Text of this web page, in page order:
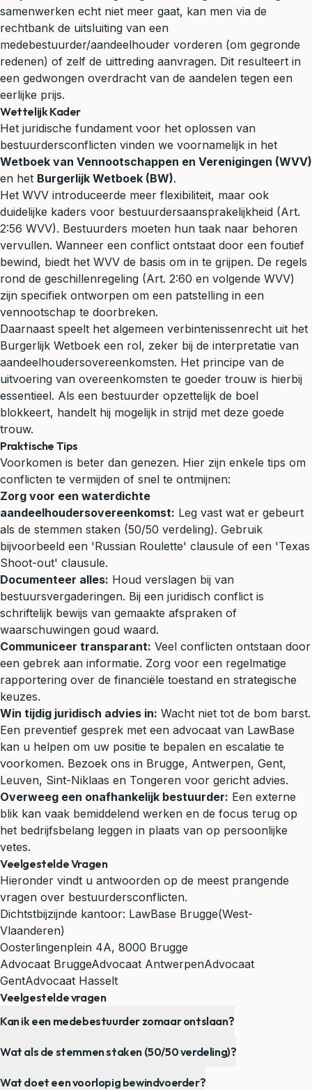
samenwerken echt niet meer gaat, kan men via de
rechtbank de uitsluiting van een
medebestuurder/aandeelhouder vorderen (om gegronde
redenen) of zelf de uittreding aanvragen. Dit resulteert in
een gedwongen overdracht van de aandelen tegen een
eerlijke prijs.
Wettelijk Kader
Het juridische fundament voor het oplossen van
bestuurdersconflicten vinden we voornamelijk in het
Wetboek van Vennootschappen en Verenigingen (WVV)
en het Burgerlijk Wetboek (BW).
Het WVV introduceerde meer flexibiliteit, maar ook
duidelijke kaders voor bestuurdersaansprakelijkheid (Art.
2:56 WVV). Bestuurders moeten hun taak naar behoren
vervullen. Wanneer een conflict ontstaat door een foutief
bewind, biedt het WVV de basis om in te grijpen. De regels
rond de geschillenregeling (Art. 2:60 en volgende WVV)
zijn specifiek ontworpen om een patstelling in een
vennootschap te doorbreken.
Daarnaast speelt het algemeen verbintenissenrecht uit het
Burgerlijk Wetboek een rol, zeker bij de interpretatie van
aandeelhoudersovereenkomsten. Het principe van de
uitvoering van overeenkomsten te goeder trouw is hierbij
essentieel. Als een bestuurder opzettelijk de boel
blokkeert, handelt hij mogelijk in strijd met deze goede
trouw.
Praktische Tips
Voorkomen is beter dan genezen. Hier zijn enkele tips om
conflicten te vermijden of snel te ontmijnen:
Zorg voor een waterdichte
aandeelhoudersovereenkomst: Leg vast wat er gebeurt
als de stemmen staken (50/50 verdeling). Gebruik
bijvoorbeeld een 'Russian Roulette' clausule of een 'Texas
Shoot-out' clausule.
Documenteer alles: Houd verslagen bij van
bestuursvergaderingen. Bij een juridisch conflict is
schriftelijk bewijs van gemaakte afspraken of
waarschuwingen goud waard.
Communiceer transparant: Veel conflicten ontstaan door
een gebrek aan informatie. Zorg voor een regelmatige
rapportering over de financiële toestand en strategische
keuzes.
Win tijdig juridisch advies in: Wacht niet tot de bom barst.
Een preventief gesprek met een advocaat van LawBase
kan u helpen om uw positie te bepalen en escalatie te
voorkomen. Bezoek ons in Brugge, Antwerpen, Gent,
Leuven, Sint-Niklaas en Tongeren voor gericht advies.
Overweeg een onafhankelijk bestuurder: Een externe
blik kan vaak bemiddelend werken en de focus terug op
het bedrijfsbelang leggen in plaats van op persoonlijke
vetes.
Veelgestelde Vragen
Hieronder vindt u antwoorden op de meest prangende
vragen over bestuurdersconflicten.
Dichtstbijzijnde kantoor: LawBase Brugge(West-
Vlaanderen)
Oosterlingenplein 4A, 8000 Brugge
Advocaat BruggeAdvocaat AntwerpenAdvocaat
GentAdvocaat Hasselt
Veelgestelde vragen
Kan ik een medebestuurder zomaar ontslaan?
Wat als de stemmen staken (50/50 verdeling)?
Wat doet een voorlopig bewindvoerder?